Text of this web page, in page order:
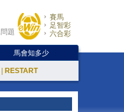
題
賽馬
足智彩
六合彩
馬會知多少
RESTART